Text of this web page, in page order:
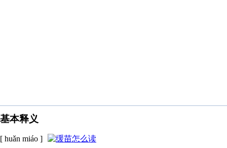
基本释义
[ huǎn miáo ]